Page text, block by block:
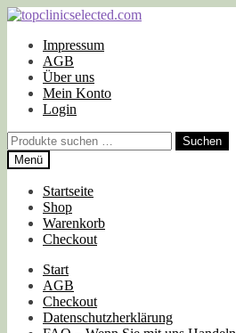
Zur
springen
Zum
springenImpressum
AGB
Über uns
Mein Konto
Login
Suchen
nach:
Suchen
Menü
Startseite
Shop
Warenkorb
Checkout
Start
AGB
Checkout
Datenschutzherklärung